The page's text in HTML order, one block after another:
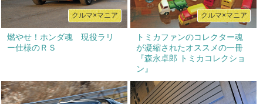
クルマ×マニア
燃やせ！ホンダ魂 現役ラリ
ー仕様のＲＳ
クルマ×マニア
トミカファンのコレクター魂
が凝縮されたオススメの一冊
『森永卓郎 トミカコレクショ
ン』